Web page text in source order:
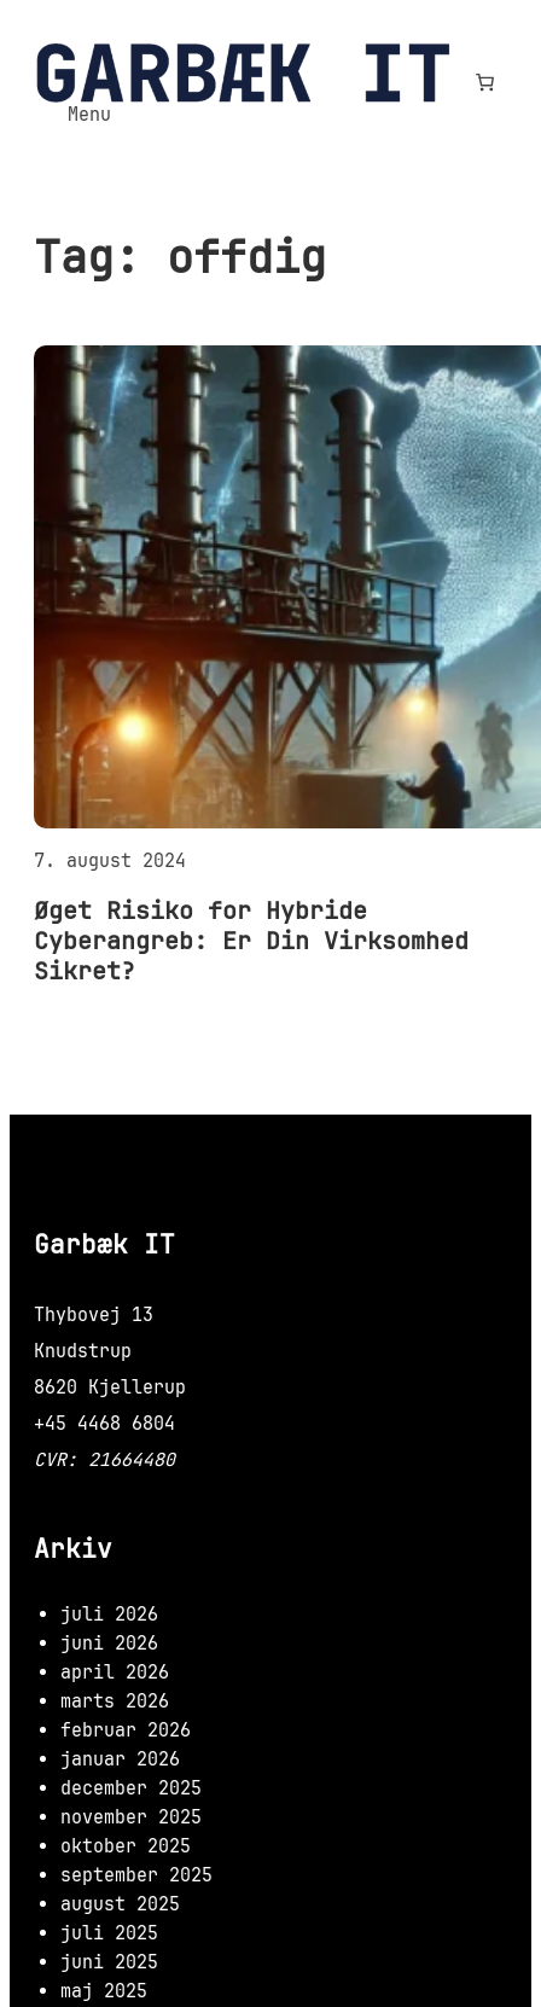
til
indhold
Menu
Tag: offdig
7. august 2024
Øget Risiko for Hybride
Cyberangreb: Er Din Virksomhed
Sikret?
Garbæk IT
Thybovej 13
Knudstrup
8620 Kjellerup
+45 4468 6804
CVR: 21664480
Arkiv
juli 2026
juni 2026
april 2026
marts 2026
februar 2026
januar 2026
december 2025
november 2025
oktober 2025
september 2025
august 2025
juli 2025
juni 2025
maj 2025